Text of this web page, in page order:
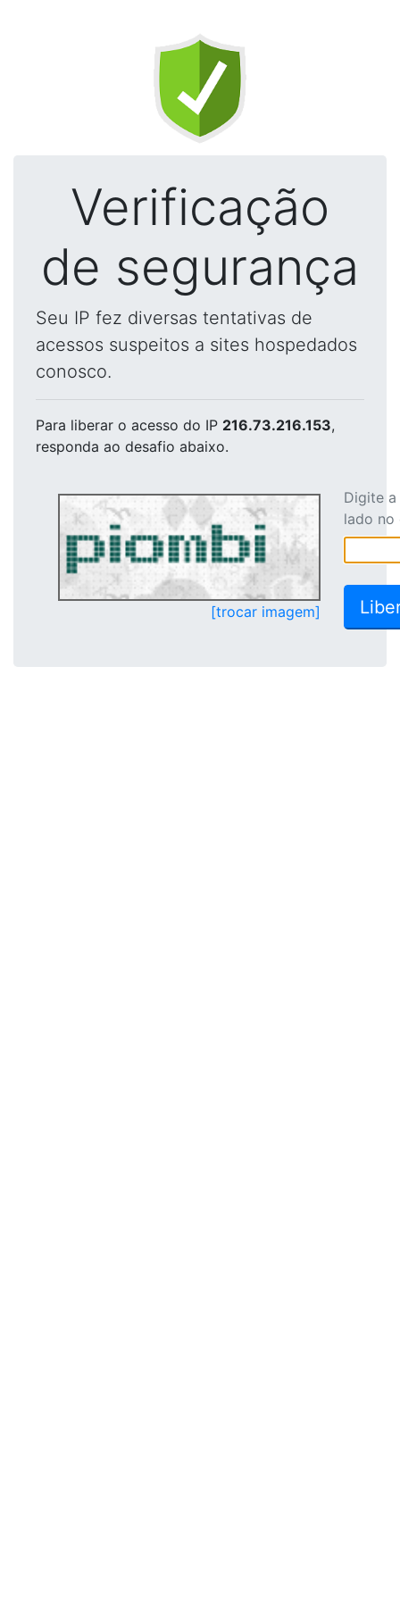
Verificação
de segurança
Seu IP fez diversas tentativas de
acessos suspeitos a sites hospedados
conosco.
Para liberar o acesso do IP 216.73.216.153,
responda ao desafio abaixo.
[trocar imagem]
Digite
lado no